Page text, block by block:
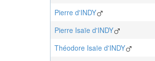
Pierre d'INDY
Pierre Isaïe d'INDY
Théodore Isaïe d'INDY